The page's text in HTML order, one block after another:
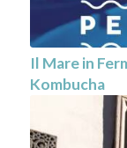
Il Mare in
Kombucha